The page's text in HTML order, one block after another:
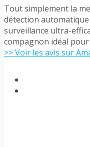
Tout simplement la
détection
surveillance ultra-
compagnon idéal
>> Voir les avis sur